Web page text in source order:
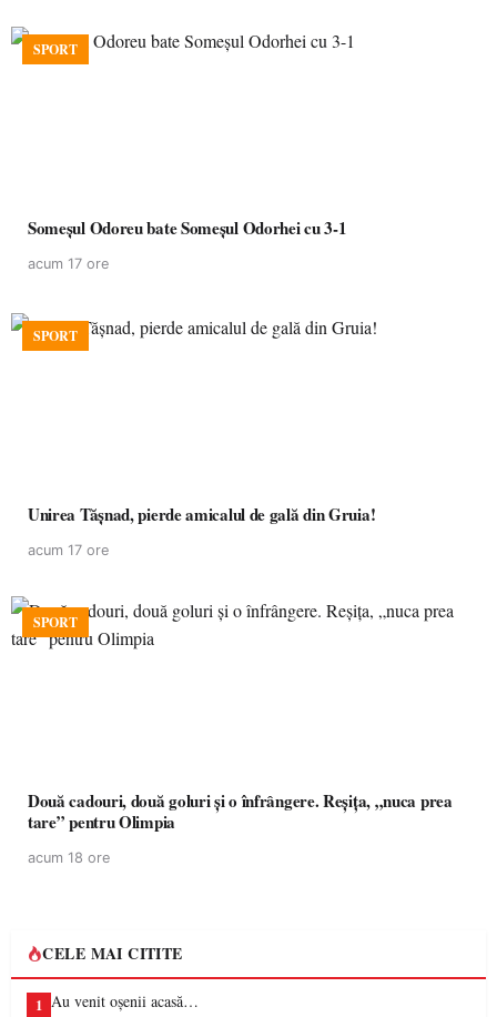
SPORT
Someșul Odoreu bate Someșul Odorhei cu 3-1
acum 17 ore
SPORT
Unirea Tășnad, pierde amicalul de gală din Gruia!
acum 17 ore
SPORT
Două cadouri, două goluri și o înfrângere. Reșița, „nuca prea
tare” pentru Olimpia
acum 18 ore
CELE MAI CITITE
1 Au venit oșenii acasă…